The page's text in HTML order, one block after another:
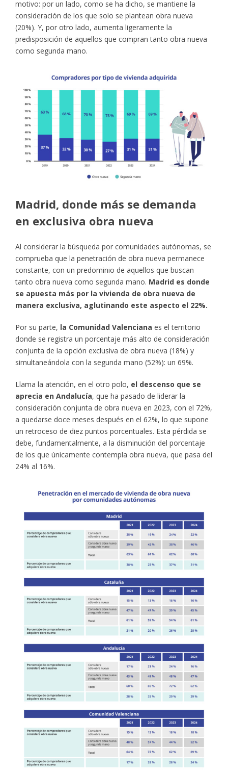
motivo: por un lado, como se ha dicho, se mantiene la
consideración de los que solo se plantean obra nueva
(20%). Y, por otro lado, aumenta ligeramente la
predisposición de aquellos que compran tanto obra nueva
como segunda mano.
Madrid, donde más se demanda
en exclusiva obra nueva
Al considerar la búsqueda por comunidades autónomas, se
comprueba que la penetración de obra nueva permanece
constante, con un predominio de aquellos que buscan
tanto obra nueva como segunda mano. Madrid es donde
se apuesta más por la vivienda de obra nueva de
manera exclusiva, aglutinando este aspecto el 22%.
Por su parte, la Comunidad Valenciana es el territorio
donde se registra un porcentaje más alto de consideración
conjunta de la opción exclusiva de obra nueva (18%) y
simultaneándola con la segunda mano (52%): un 69%.
Llama la atención, en el otro polo, el descenso que se
aprecia en Andalucía, que ha pasado de liderar la
consideración conjunta de obra nueva en 2023, con el 72%,
a quedarse doce meses después en el 62%, lo que supone
un retroceso de diez puntos porcentuales. Esta pérdida se
debe, fundamentalmente, a la disminución del porcentaje
de los que únicamente contempla obra nueva, que pasa del
24% al 16%.